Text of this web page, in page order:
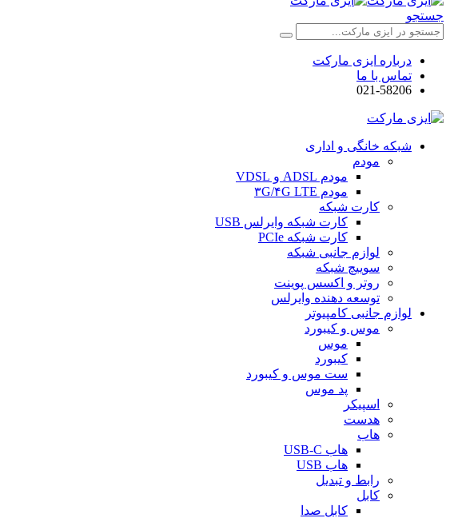
جستجو
درباره ایزی مارکت
تماس با ما
021-58206
شبکه خانگی و اداری
مودم
مودم ADSL و VDSL
مودم ۳G/۴G LTE
کارت شبکه
کارت شبکه وایرلس USB
کارت شبکه PCIe
لوازم جانبی شبکه
سوییچ شبکه
روتر و اکسس پوینت
توسعه دهنده وایرلس
لوازم جانبی کامپیوتر
موس و کیبورد
موس
کیبورد
ست موس و کیبورد
پد موس
اسپیکر
هدست
هاب
هاب USB-C
هاب USB
رابط و تبدیل
کابل
کابل صدا